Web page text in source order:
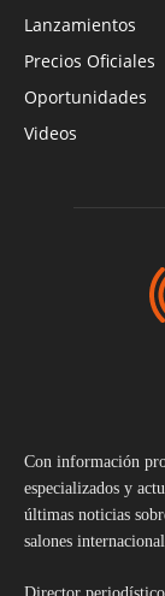
Lanzamientos
Precios Oficiales
Oportunidades
Videos
Con información
especializados y
últimas noticias
salones